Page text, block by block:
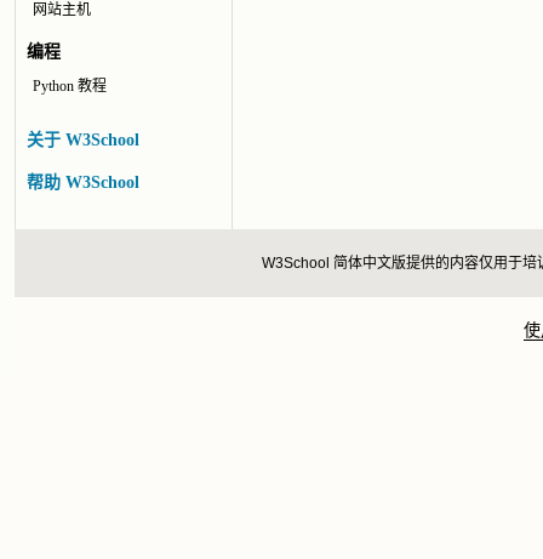
网站主机
编程
Python 教程
关于 W3School
帮助 W3School
W3School 简体中文版提供的内容仅用于